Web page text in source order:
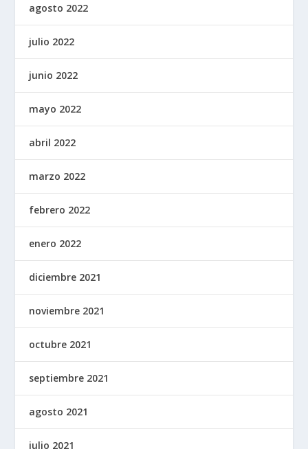
agosto 2022
julio 2022
junio 2022
mayo 2022
abril 2022
marzo 2022
febrero 2022
enero 2022
diciembre 2021
noviembre 2021
octubre 2021
septiembre 2021
agosto 2021
julio 2021